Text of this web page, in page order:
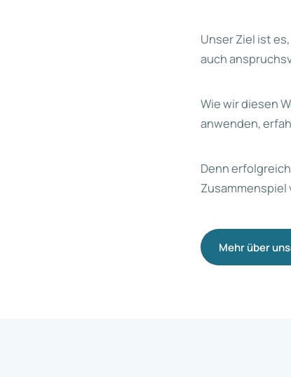
Unser Ziel ist
auch
Wie wir diesen
anwenden,
Denn
Zusammenspiel
Mehr über